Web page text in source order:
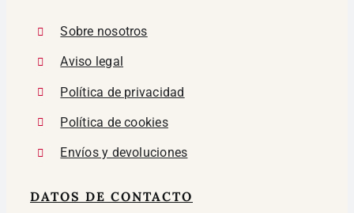
Sobre nosotros
Aviso legal
Política de privacidad
Política de cookies
Envíos y devoluciones
DATOS DE CONTACTO